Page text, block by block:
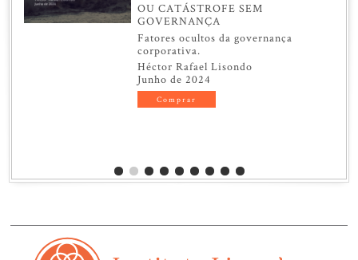
OU CATÁSTROFE SEM
GOVERNANÇA
Fatores ocultos da governança
corporativa.
Héctor Rafael Lisondo
Junho de 2024
Comprar